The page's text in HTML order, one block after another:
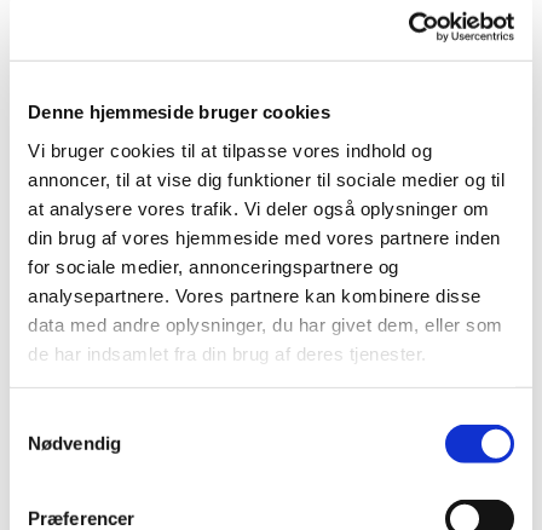
Denne hjemmeside bruger cookies
Vi bruger cookies til at tilpasse vores indhold og
annoncer, til at vise dig funktioner til sociale medier og til
at analysere vores trafik. Vi deler også oplysninger om
din brug af vores hjemmeside med vores partnere inden
for sociale medier, annonceringspartnere og
analysepartnere. Vores partnere kan kombinere disse
data med andre oplysninger, du har givet dem, eller som
de har indsamlet fra din brug af deres tjenester.
Nødvendig
Præferencer
Du kan høre melodierne ved at klikke på
nedenstående link - og skrive salmenumrene i
http://www.dendanskesalmebogonline.dk/salme/
Højmesser